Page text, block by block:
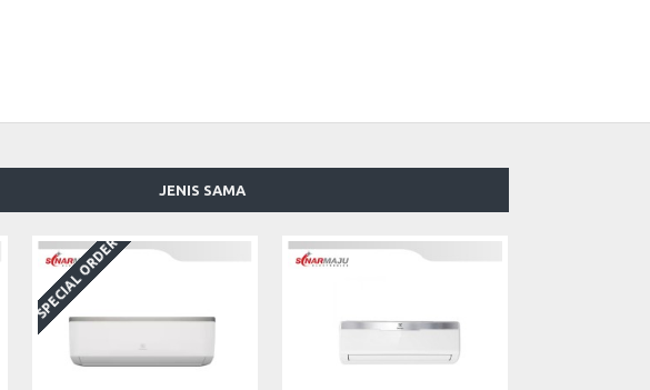
JENIS SAMA
SPECIAL ORDER